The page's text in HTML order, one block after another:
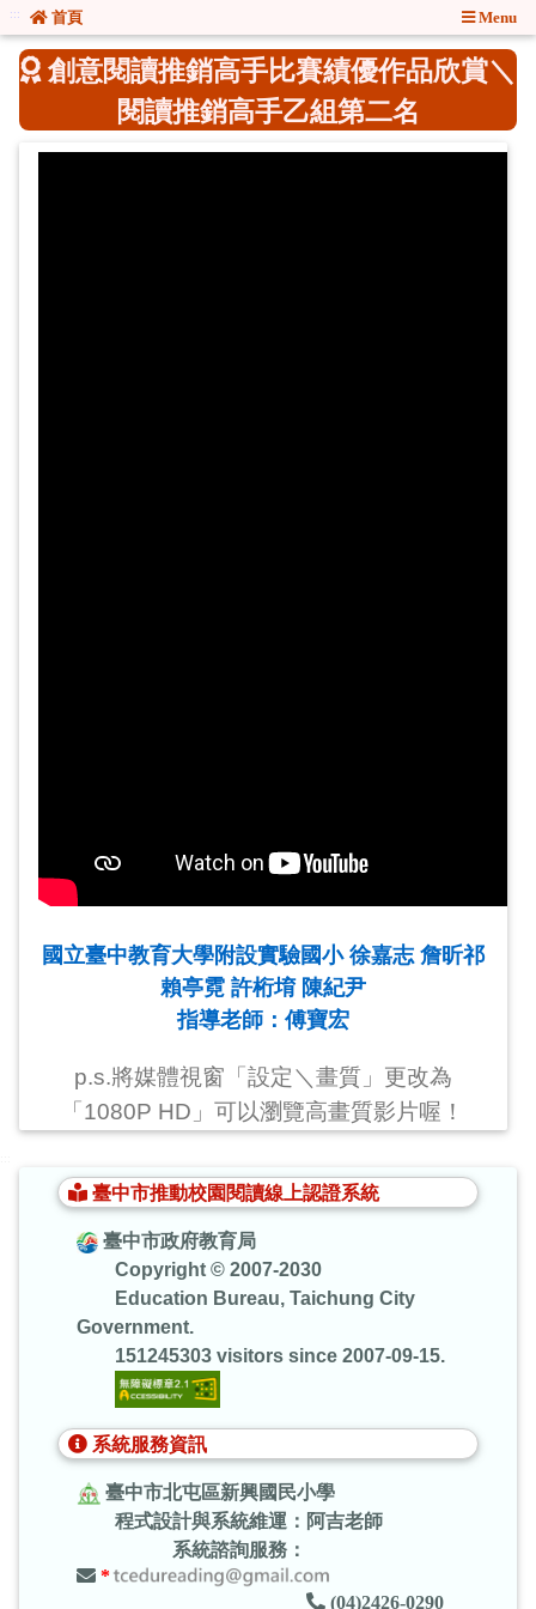
::: 首頁 Menu
創意閱讀推銷高手比賽績優作品欣賞＼
閱讀推銷高手乙組第二名
國立臺中教育大學附設實驗國小 徐嘉志 詹昕祁
賴亭霓 許桁堉 陳紀尹
指導老師：傅寶宏
p.s.將媒體視窗「設定＼畫質」更改為
「1080P HD」可以瀏覽高畫質影片喔！
臺中市推動校園閱讀線上認證系統
臺中市政府教育局
Copyright © 2007-2030
Education Bureau, Taichung City
Government.
151245303 visitors since 2007-09-15.
系統服務資訊
臺中市北屯區新興國民小學
程式設計與系統維運：阿吉老師
系統諮詢服務：
*
(04)2426-0290